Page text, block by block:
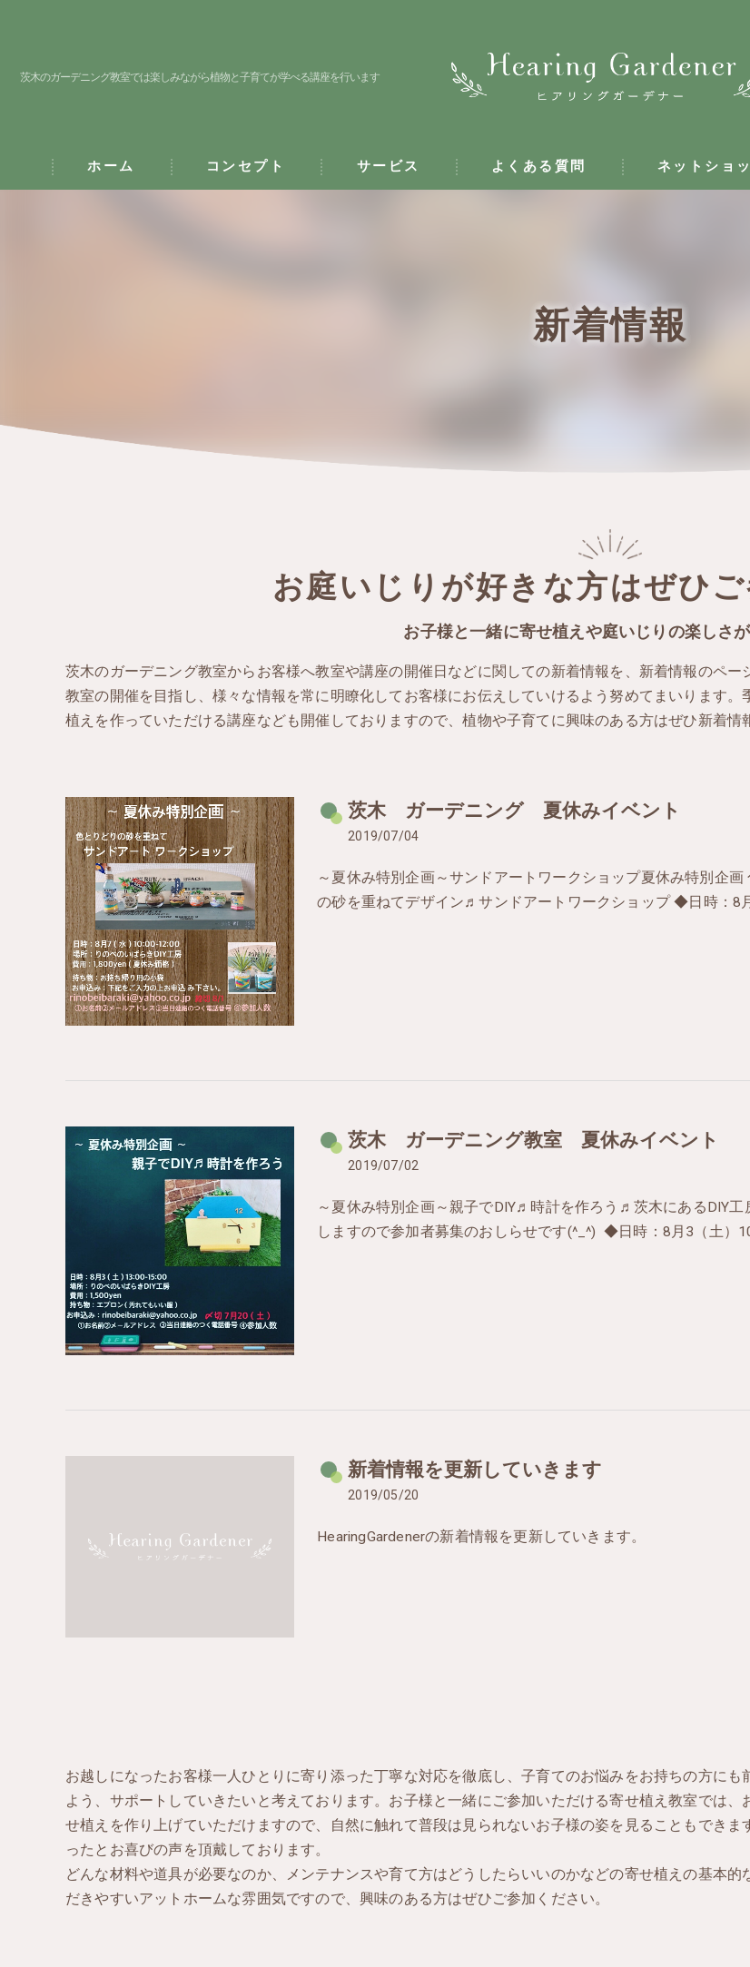
茨木のガーデニング教室では楽しみながら植物と子育てが学べる講座を行います
ホーム コンセプト サービス よくある質問 ネットショ
新着情報
お庭いじりが好きな方はぜひ
お子様と一緒に寄せ植えや庭いじりの楽しさ
茨木のガーデニング教室からお客様へ教室や講座の開催日などに関しての新着情報を、新着情報のペ
教室の開催を目指し、様々な情報を常に明瞭化してお客様にお伝えしていけるよう努めてまいります
植えを作っていただける講座なども開催しておりますので、植物や子育てに興味のある方はぜひ新着情
茨木 ガーデニング 夏休みイベント
2019/07/04
～夏休み特別企画～サンドアートワークショップ夏休み特別企画
の砂を重ねてデザイン♬サンドアートワークショップ ◆日時：8
茨木 ガーデニング教室 夏休みイベント
2019/07/02
～夏休み特別企画～親子でDIY♬時計を作ろう♬茨木にあるDIY工
しますので参加者募集のおしらせです(^_^) ◆日時：8月3（土）
新着情報を更新していきます
2019/05/20
HearingGardenerの新着情報を更新していきます。
お越しになったお客様一人ひとりに寄り添った丁寧な対応を徹底し、子育てのお悩みをお持ちの方に
よう、サポートしていきたいと考えております。お子様と一緒にご参加いただける寄せ植え教室では
せ植えを作り上げていただけますので、自然に触れて普段は見られないお子様の姿を見ることもでき
ったとお喜びの声を頂戴しております。
どんな材料や道具が必要なのか、メンテナンスや育て方はどうしたらいいのかなどの寄せ植えの基本
だきやすいアットホームな雰囲気ですので、興味のある方はぜひご参加ください。